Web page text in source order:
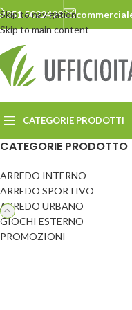
Skip to navigation
Skip to main content
351.5022428
CATEGORIE PRODOTTI
ARREDO URBANO
Cestini
CATEGORIE PRODOTTO
ARREDO INTERNO
ARREDO SPORTIVO
ARREDO URBANO
GIOCHI ESTERNO
PROMOZIONI